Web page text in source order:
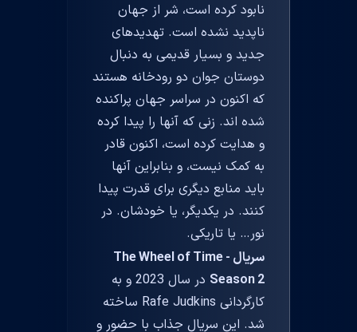
نابود کرده است، شر از جهان
ناپدید نشده است. تهدیدهای
جدید و بسیار قدیمی به دنبال
دوستان جوان دو رودخانه هستند
که اکنون در سراسر جهان پراکنده
شده اند. زنی که آنها را پیدا کرده
و هدایت کرده است، اکنون قادر
به کمک نیست، و بنابراین آنها
باید منابع دیگری برای قدرت پیدا
کنند. در یکدیگر، یا خودشان. در
نور… یا تاریکی.
سریال The Wheel of Time -
Season 2
در سال 2023 و به
کارگردانی Rafe Judkins ساخته
شد. این سریال جذاب با حضور و